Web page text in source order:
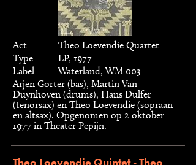
Act
Theo Loevendie Quartet
Type
LP, 1977
Label
Waterland, WM 003
Arjen Gorter (bas), Martin Van
Duynhoven (drums), Hans Dulfer
(tenorsax) en Theo Loevendie (sopraan-
en altsax). Opgenomen op 2 oktober
1977 in Theater Pepijn.